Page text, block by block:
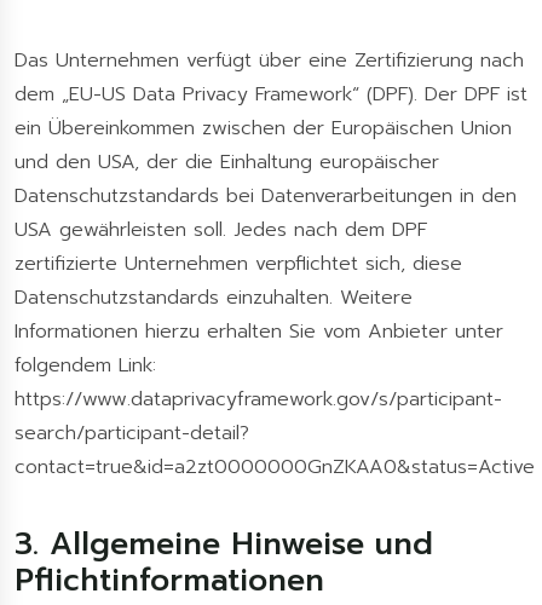
Das Unternehmen verfügt über eine Zertifizierung nach
dem „EU-US Data Privacy Framework“ (DPF). Der DPF ist
ein Übereinkommen zwischen der Europäischen Union
und den USA, der die Einhaltung europäischer
Datenschutzstandards bei Datenverarbeitungen in den
USA gewährleisten soll. Jedes nach dem DPF
zertifizierte Unternehmen verpflichtet sich, diese
Datenschutzstandards einzuhalten. Weitere
Informationen hierzu erhalten Sie vom Anbieter unter
folgendem Link:
https://www.dataprivacyframework.gov/s/participant-
search/participant-detail?
contact=true&id=a2zt0000000GnZKAA0&status=Active
3. Allgemeine Hinweise und
Pflicht­informationen